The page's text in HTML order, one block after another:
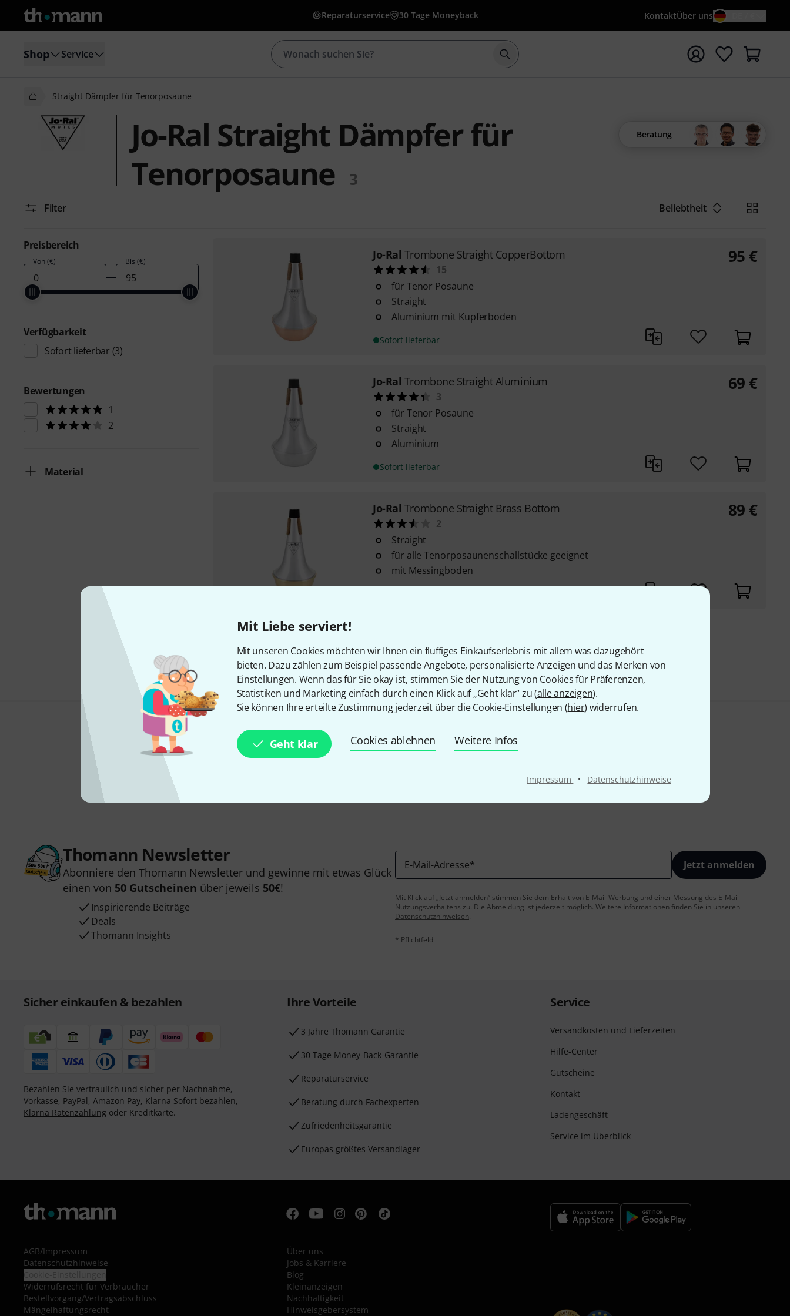
Mit Liebe serviert!
Mit unseren Cookies möchten wir Ihnen ein fluffiges Einkaufserlebnis mit allem was dazugehört
bieten. Dazu zählen zum Beispiel passende Angebote, personalisierte Anzeigen und das Merken von
Einstellungen. Wenn das für Sie okay ist, stimmen Sie der Nutzung von Cookies für Präferenzen,
Statistiken und Marketing einfach durch einen Klick auf „Geht klar“ zu (alle anzeigen).
Sie können Ihre erteilte Zustimmung jederzeit über die Cookie-Einstellungen (hier) widerrufen.
Geht klar Cookies ablehnen Weitere Infos
Impressum · Datenschutzhinweise
Reparaturservice 30 Tage Moneyback KontaktÜber uns
Shop Service Suche mit Suchwort {searchTerm} starten
Straight Dämpfer für Tenorposaune
Jo-Ral Straight Dämpfer für
Tenorposaune
3
Beratung
Filter Beliebtheit
Preisbereich
Von (€) Bis (€)
Verfügbarkeit
Sofort lieferbar (3)
Bewertungen
1
2
Material
Jo-Ral Trombone Straight CopperBottom
15
für Tenor Posaune
Straight
Aluminium mit Kupferboden
Sofort lieferbar
95 €
Jo-Ral Trombone Straight Aluminium
3
für Tenor Posaune
Straight
Aluminium
Sofort lieferbar
69 €
Jo-Ral Trombone Straight Brass Bottom
2
Straight
für alle Tenorposaunenschallstücke geeignet
mit Messingboden
89 €
Alle Preise inkl. MwSt.
Gefällt Ihnen, was Sie sehen?
Thomann Newsletter
Abonniere den Thomann Newsletter und gewinne mit etwas Glück
einen von 50 Gutscheinen über jeweils 50€!
Inspirierende Beiträge
Deals
Thomann Insights
E-Mail-Adresse* Jetzt anmelden
Mit Klick auf „Jetzt anmelden“ stimmen Sie dem Erhalt von E-Mail-Werbung und einer Messung des E-Mail-
Nutzungsverhaltens zu. Die Abmeldung ist jederzeit möglich. Weitere Informationen finden Sie in unseren
Datenschutzhinweisen.
* Pflichtfeld
Sicher einkaufen & bezahlen
Bezahlen Sie vertraulich und sicher per Nachnahme,
Vorkasse, PayPal, Amazon Pay, Klarna Sofort bezahlen,
Klarna Ratenzahlung oder Kreditkarte.
Ihre Vorteile
3 Jahre Thomann Garantie
30 Tage Money-Back-Garantie
Reparaturservice
Beratung durch Fachexperten
Zufriedenheitsgarantie
Europas größtes Versandlager
Service
Versandkosten und Lieferzeiten
Hilfe-Center
Gutscheine
Kontakt
Ladengeschäft
Service im Überblick
AGB/Impressum
Datenschutzhinweise
Widerrufsrecht für Verbraucher
Bestellvorgang/Vertragsabschluss
Mängelhaftungsrecht
Über uns
Jobs & Karriere
Blog
Kleinanzeigen
Nachhaltigkeit
Hinweisgebersystem